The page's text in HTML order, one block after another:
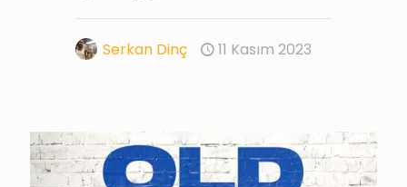
Serkan Dinç 11 Kasım 2023